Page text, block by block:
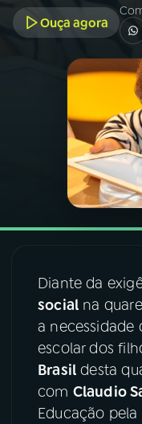
PROGRAMAS
PODCASTS
07 ÚLTIMAS
FESTIVAL DE
ACOMPANHE A RÁDIO
Ouça agora
Diante da
social na
a necessidade
escolar dos
Brasil desta
com Claudio
Educação